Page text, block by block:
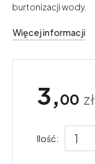
burtonizacji wody.
Więcej informacji
3,00 zł
Ilość: